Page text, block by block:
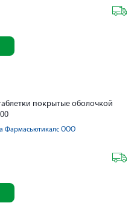
покрытые оболочкой
Фармасьютикалс ООО